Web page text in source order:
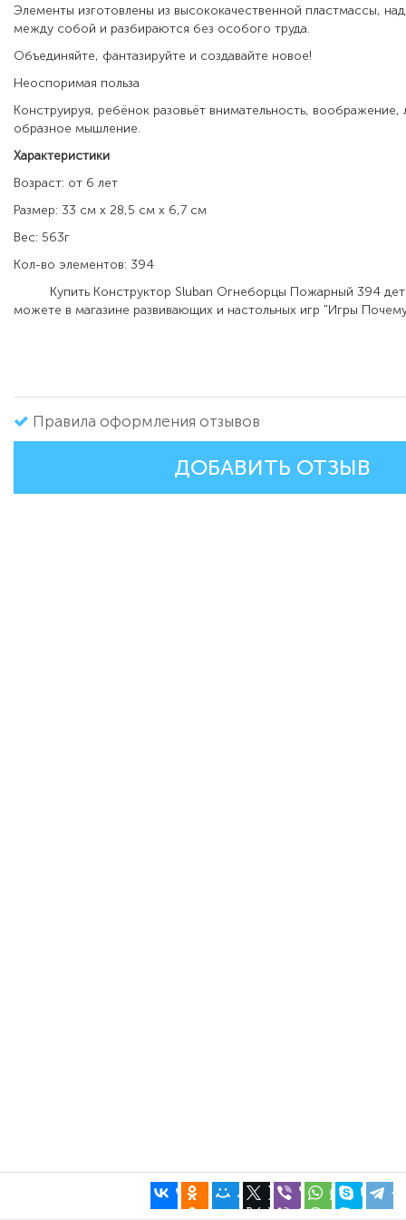
Элементы изготовлены из высококачественной пластмассы,
между собой и разбираются без особого труда.
Объединяйте, фантазируйте и создавайте новое!
Неоспоримая польза
Конструируя, ребёнок разовьёт внимательность, воображение,
образное мышление.
Характеристики
Возраст: от 6 лет
Размер: 33 см х 28,5 см х 6,7 см
Вес: 563г
Кол-во элементов: 394
Купить Конструктор Sluban Огнеборцы Пожарный 394 дет
можете в магазине развивающих и настольных игр "Игры
Правила оформления отзывов
ДОБАВИТЬ ОТЗЫВ